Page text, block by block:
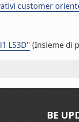
customer
LS3D" (Insieme di
BE